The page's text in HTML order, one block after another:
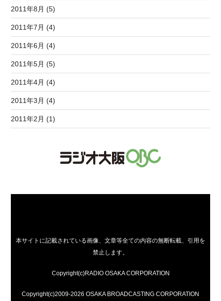
2011年8月 (5)
2011年7月 (4)
2011年6月 (4)
2011年5月 (5)
2011年4月 (4)
2011年3月 (4)
2011年2月 (1)
本サイトに記載されている画像、文章等全ての内容の無断転載、引用を
禁止します。
Copyright(c)RADIO OSAKA CORPORATION
Copyright(c)2009-2026 OSAKA BROADCASTING CORPORATION